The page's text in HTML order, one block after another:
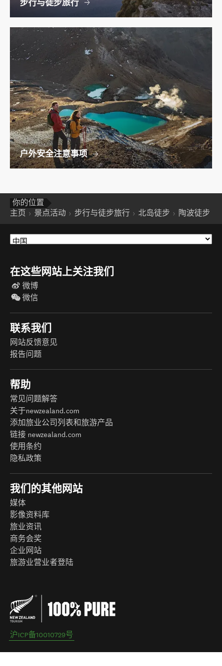
步行与徒步旅行
户外安全注意事项
你的位置
主页
景点活动 步行与徒步旅行 北岛徒步 陶波徒步
在这些网站上关注我们
微博
微信
联系我们
网站反馈意见
报告问题
帮助
常见问题解答
关于newzealand.com
添加旅业公司列表和旅游产品
链接 newzealand.com
使用条约
隐私政策
我们的其他网站
媒体
影像资料库
旅业资讯
商务会奖
企业网站
旅游业营业者登陆
沪ICP备10010729号